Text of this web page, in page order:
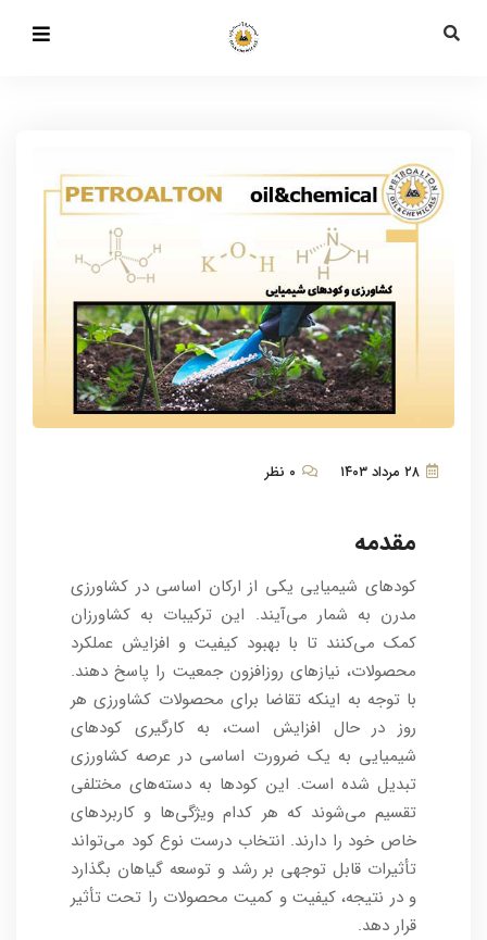
مقدمه
کودهای شیمیایی یکی از ارکان اساسی در کشاورزی
مدرن به شمار می‌آیند. این ترکیبات به کشاورزان
کمک می‌کنند تا با بهبود کیفیت و افزایش عملکرد
محصولات، نیازهای روزافزون جمعیت را پاسخ دهند.
با توجه به اینکه تقاضا برای محصولات کشاورزی هر
روز در حال افزایش است، به کارگیری کودهای
شیمیایی به یک ضرورت اساسی در عرصه کشاورزی
تبدیل شده است. این کودها به دسته‌های مختلفی
تقسیم می‌شوند که هر کدام ویژگی‌ها و کاربردهای
خاص خود را دارند. انتخاب درست نوع کود می‌تواند
تأثیرات قابل توجهی بر رشد و توسعه گیاهان بگذارد
و در نتیجه، کیفیت و کمیت محصولات را تحت تأثیر
قرار دهد.